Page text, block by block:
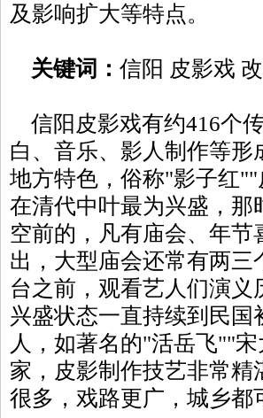
及影响扩大等特点。
关键词： 信阳 皮影戏
信阳皮影戏有约416个
白、音乐、影人制作等
地方特色，俗称"影子红
在清代中叶最为兴盛，
空前的，凡有庙会、年
出，大型庙会还常有两
台之前，观看艺人们演
兴盛状态一直持续到民
人，如著名的"活岳飞""
家，皮影制作技艺非常
很多，戏路更广，城乡